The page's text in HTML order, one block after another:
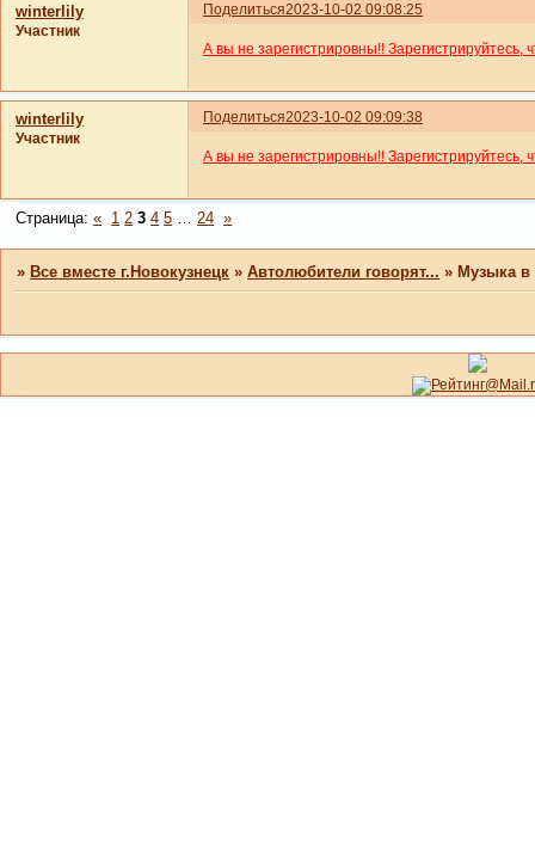
Поделиться2023-10-02 09:08:25
winterlily
Участник
А вы не зарегистрировны!! Зарегистрируйтесь,
Поделиться2023-10-02 09:09:38
winterlily
Участник
А вы не зарегистрировны!! Зарегистрируйтесь,
Страница:« 1 2 3 4 5 24 »
»Все вместе г.Новокузнецк »Автолюбители говорят... »Музыка в